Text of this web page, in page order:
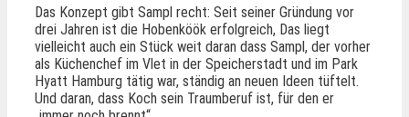
Das Konzept gibt Sampl recht: Seit seiner Gründung vor
drei Jahren ist die Hobenköök erfolgreich, Das liegt
vielleicht auch ein Stück weit daran dass Sampl, der vorher
als Küchenchef im Vlet in der Speicherstadt und im Park
Hyatt Hamburg tätig war, ständig an neuen Ideen tüftelt.
Und daran, dass Koch sein Traumberuf ist, für den er